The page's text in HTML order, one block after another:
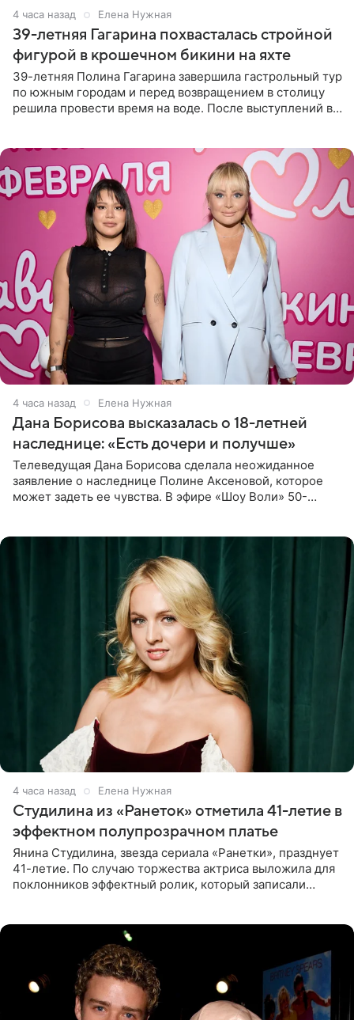
4 часа назад Елена Нужная
39-летняя Гагарина похвасталась стройной
фигурой в крошечном бикини на яхте
39-летняя Полина Гагарина завершила гастрольный тур
по южным городам и перед возвращением в столицу
решила провести время на воде. После выступлений в
4 часа назад Елена Нужная
Дана Борисова высказалась о 18-летней
наследнице: «Есть дочери и получше»
Телеведущая Дана Борисова сделала неожиданное
заявление о наследнице Полине Аксеновой, которое
может задеть ее чувства. В эфире «Шоу Воли» 50-
4 часа назад Елена Нужная
Студилина из «Ранеток» отметила 41-летие в
эффектном полупрозрачном платье
Янина Студилина, звезда сериала «Ранетки», празднует
41-летие. По случаю торжества актриса выложила для
поклонников эффектный ролик, который записали